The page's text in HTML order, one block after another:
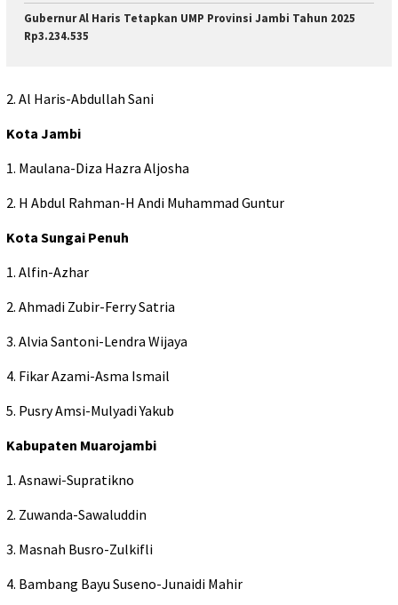
Gubernur Al Haris Tetapkan UMP Provinsi Jambi Tahun 2025
Rp3.234.535
2. Al Haris-Abdullah Sani
Kota Jambi
1. Maulana-Diza Hazra Aljosha
2. H Abdul Rahman-H Andi Muhammad Guntur
Kota Sungai Penuh
1. Alfin-Azhar
2. Ahmadi Zubir-Ferry Satria
3. Alvia Santoni-Lendra Wijaya
4. Fikar Azami-Asma Ismail
5. Pusry Amsi-Mulyadi Yakub
Kabupaten Muarojambi
1. Asnawi-Supratikno
2. Zuwanda-Sawaluddin
3. Masnah Busro-Zulkifli
4. Bambang Bayu Suseno-Junaidi Mahir